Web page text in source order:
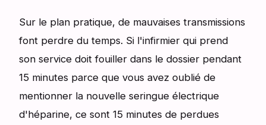
Sur le plan pratique, de mauvaises transmissions
font perdre du temps. Si l'infirmier qui prend
son service doit fouiller dans le dossier pendant
15 minutes parce que vous avez oublié de
mentionner la nouvelle seringue électrique
d'héparine, ce sont 15 minutes de perdues